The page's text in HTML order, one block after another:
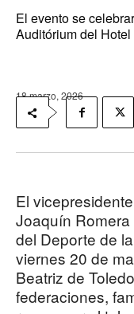
El evento se
Auditórium del
18 marzo, 2026
El
Joaquín
del Deporte de
viernes 20 de
Beatriz de
federaciones,